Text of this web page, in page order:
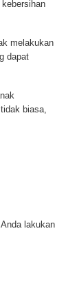
melakukan
dapat
biasa,
lakukan